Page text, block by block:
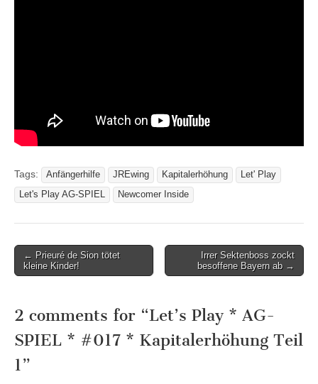
Tags: Anfängerhilfe JREwing Kapitalerhöhung
Let' Play
Let's Play AG-SPIEL
Newcomer Inside
Post
navigation
← Prieuré de Sion tötet
kleine Kinder!
Irrer Sektenboss zockt
besoffene Bayern ab →
2 comments for “Let’s Play * AG-
SPIEL * #017 * Kapitalerhöhung Teil
1”